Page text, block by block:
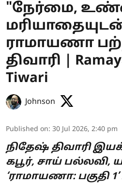
"நேர்மை,
ராமாயணா
திவாரி |
Tiwari
Johnson
Published on: 30 Jul 2026, 2:40 pm
நிதேஷ் திவாரி
கபூர், சாய் பல்லவி,
‘ராமாயணா: பகுதி 1’